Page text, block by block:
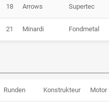
18 Arrows Supertec
21 Minardi Fondmetal
Runden Konstrukteur Motor